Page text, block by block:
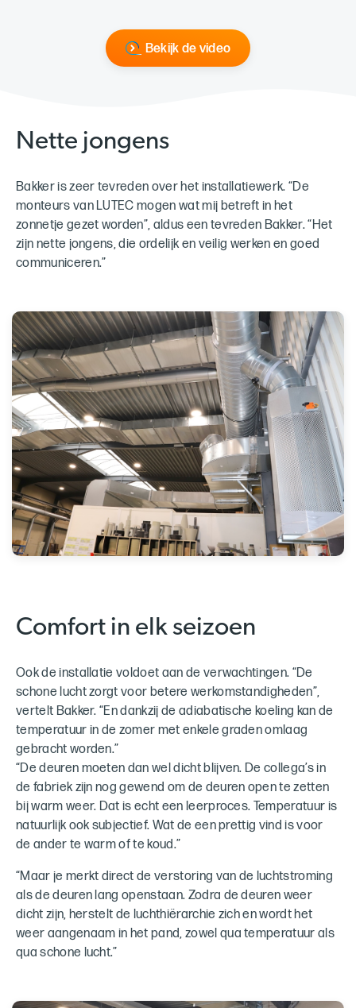
Bekijk de video
Nette jongens
Bakker is zeer tevreden over het installatiewerk. “De
monteurs van LUTEC mogen wat mij betreft in het
zonnetje gezet worden”, aldus een tevreden Bakker. “Het
zijn nette jongens, die ordelijk en veilig werken en goed
communiceren.”
Comfort in elk seizoen
Ook de installatie voldoet aan de verwachtingen. “De
schone lucht zorgt voor betere werkomstandigheden”,
vertelt Bakker. “En dankzij de adiabatische koeling kan de
temperatuur in de zomer met enkele graden omlaag
gebracht worden.”
“De deuren moeten dan wel dicht blijven. De collega’s in
de fabriek zijn nog gewend om de deuren open te zetten
bij warm weer. Dat is echt een leerproces. Temperatuur is
natuurlijk ook subjectief. Wat de een prettig vind is voor
de ander te warm of te koud.”
“Maar je merkt direct de verstoring van de luchtstroming
als de deuren lang openstaan. Zodra de deuren weer
dicht zijn, herstelt de luchthiërarchie zich en wordt het
weer aangenaam in het pand, zowel qua temperatuur als
qua schone lucht.”